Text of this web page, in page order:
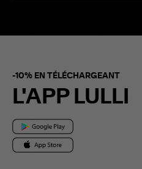
-10% EN TÉLÉCHARGEANT
L'APP LULLI